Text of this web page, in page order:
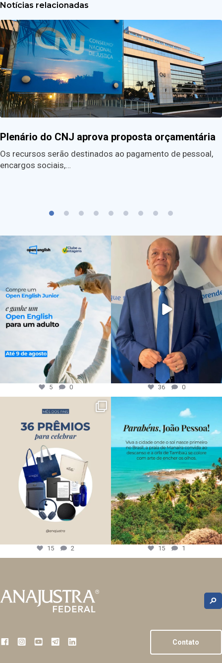
Notícias relacionadas
Plenário do CNJ aprova proposta orçamentária
Os recursos serão destinados ao pagamento de pessoal,
encargos sociais,…
5 0 36 0
15 2 15 1
Contato